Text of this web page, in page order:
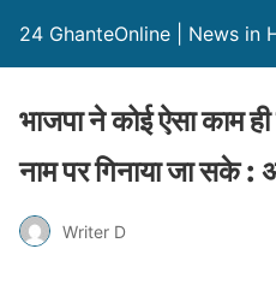
24 GhanteOnline | News in
भाजपा ने कोई ऐसा काम
नाम पर गिनाया जा सके
Writer D